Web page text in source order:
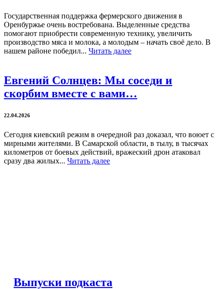
Государственная поддержка фермерского движения в
Оренбуржье очень востребована. Выделенные средства
помогают приобрести современную технику, увеличить
производство мяса и молока, а молодым – начать своё дело. В
нашем районе победил... Читать далее
Евгений Солнцев: Мы соседи и
скорбим вместе с вами…
22.04.2026
Сегодня киевский режим в очередной раз доказал, что воюет с
мирными жителями. В Самарской области, в тылу, в тысячах
километров от боевых действий, вражеский дрон атаковал
сразу два жилых... Читать далее
Выпуски подкаста